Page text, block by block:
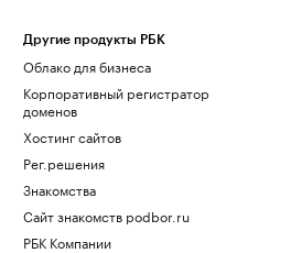
Другие продукты РБК
Облако для бизнеса
Корпоративный регистратор
доменов
Хостинг сайтов
Рег.решения
Знакомства
Сайт знакомств podbor.ru
РБК Компании